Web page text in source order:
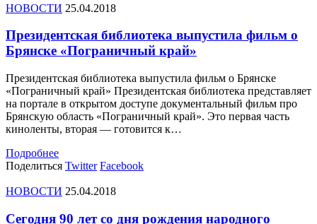
НОВОСТИ 25.04.2018
Президентская библиотека выпустила фильм о
Брянске «Пограничный край»
Президентская библиотека выпустила фильм о Брянске
«Пограничный край» Президентская библиотека представляет
на портале в открытом доступе документальный фильм про
Брянскую область «Пограничный край». Это первая часть
киноленты, вторая — готовится к…
Подробнее
Поделиться Twitter Facebook
НОВОСТИ 25.04.2018
Сегодня 90 лет со дня рождения народного